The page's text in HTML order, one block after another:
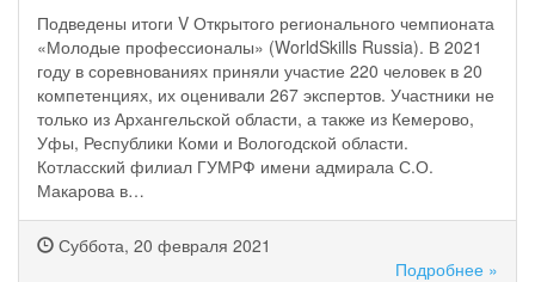
Подведены итоги V Открытого регионального чемпионата
«Молодые профессионалы» (WorldSkills Russia). В 2021
году в соревнованиях приняли участие 220 человек в 20
компетенциях, их оценивали 267 экспертов. Участники не
только из Архангельской области, а также из Кемерово,
Уфы, Республики Коми и Вологодской области.
Котласский филиал ГУМРФ имени адмирала С.О.
Макарова в…
Суббота, 20 февраля 2021
Подробнее »